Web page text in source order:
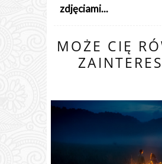
zdjęciami...
MOŻE CIĘ